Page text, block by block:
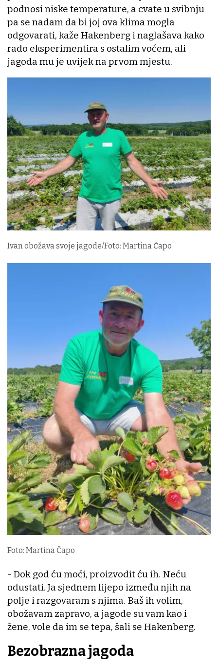
podnosi niske temperature, a cvate u svibnju
pa se nadam da bi joj ova klima mogla
odgovarati, kaže Hakenberg i naglašava kako
rado eksperimentira s ostalim voćem, ali
jagoda mu je uvijek na prvom mjestu.
Ivan obožava svoje jagode/Foto: Martina Čapo
Foto: Martina Čapo
- Dok god ću moći, proizvodit ću ih. Neću
odustati. Ja sjednem lijepo između njih na
polje i razgovaram s njima. Baš ih volim,
obožavam zapravo, a jagode su vam kao i
žene, vole da im se tepa, šali se Hakenberg.
Bezobrazna jagoda